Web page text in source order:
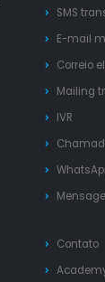
SMS
E-mail
Correio
Mailing
IVR
Contato